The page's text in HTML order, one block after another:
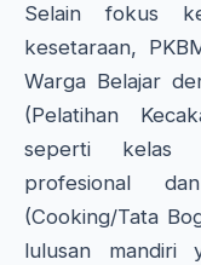
Selain fokus
kesetaraan,
Warga Belajar
(Pelatihan
seperti kelas
profesional
(Cooking/Tata
lulusan mandiri